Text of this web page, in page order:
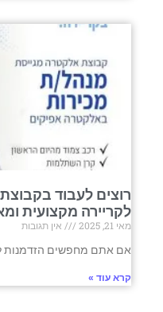
רוצים לעבוד
לקריירה מקצועית
מאי 21, 2025
אין תגובות
אם אתם מחפשים הזדמנות
קרא עוד »